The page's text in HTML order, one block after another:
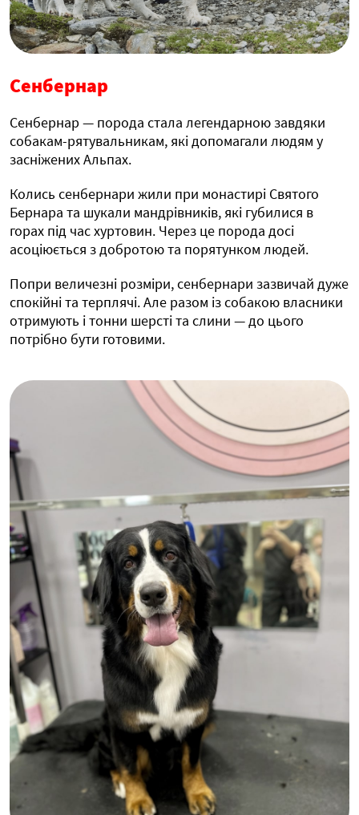
Сенбернар
Сенбернар — порода стала легендарною завдяки
собакам-рятувальникам, які допомагали людям у
засніжених Альпах.
Колись сенбернари жили при монастирі Святого
Бернара та шукали мандрівників, які губилися в
горах під час хуртовин. Через це порода досі
асоціюється з добротою та порятунком людей.
Попри величезні розміри, сенбернари зазвичай дуже
спокійні та терплячі. Але разом із собакою власники
отримують і тонни шерсті та слини — до цього
потрібно бути готовими.